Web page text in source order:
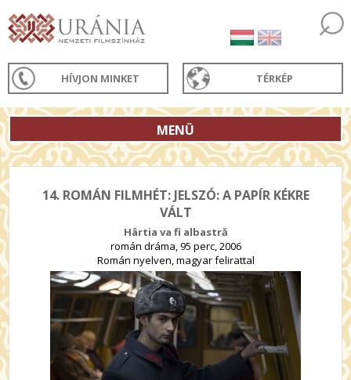
HÍVJON MINKET TÉRKÉP
MENÜ
14. ROMÁN FILMHÉT: JELSZÓ: A PAPÍR KÉKRE
VÁLT
Hârtia va fi albastră
román dráma, 95 perc, 2006
Román nyelven, magyar felirattal